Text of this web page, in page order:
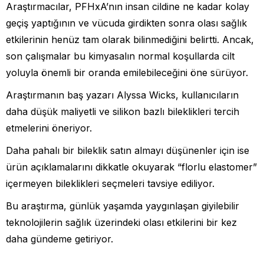
Araştırmacılar, PFHxA’nın insan cildine ne kadar kolay
geçiş yaptığının ve vücuda girdikten sonra olası sağlık
etkilerinin henüz tam olarak bilinmediğini belirtti. Ancak,
son çalışmalar bu kimyasalın normal koşullarda cilt
yoluyla önemli bir oranda emilebileceğini öne sürüyor.
Araştırmanın baş yazarı Alyssa Wicks, kullanıcıların
daha düşük maliyetli ve silikon bazlı bileklikleri tercih
etmelerini öneriyor.
Daha pahalı bir bileklik satın almayı düşünenler için ise
ürün açıklamalarını dikkatle okuyarak “florlu elastomer”
içermeyen bileklikleri seçmeleri tavsiye ediliyor.
Bu araştırma, günlük yaşamda yaygınlaşan giyilebilir
teknolojilerin sağlık üzerindeki olası etkilerini bir kez
daha gündeme getiriyor.